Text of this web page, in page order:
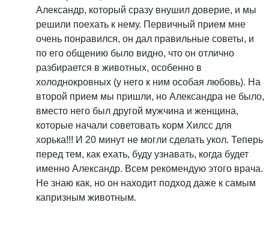
Александр, который сразу внушил доверие, и мы
решили поехать к нему. Первичный прием мне
очень понравился, он дал правильные советы, и
по его общению было видно, что он отлично
разбирается в животных, особенно в
холоднокровных (у него к ним особая любовь). На
второй прием мы пришли, но Александра не было,
вместо него был другой мужчина и женщина,
которые начали советовать корм Хилсс для
хорька!!! И 20 минут не могли сделать укол. Теперь
перед тем, как ехать, буду узнавать, когда будет
именно Александр. Всем рекомендую этого врача.
Не знаю как, но он находит подход даже к самым
капризным животным.